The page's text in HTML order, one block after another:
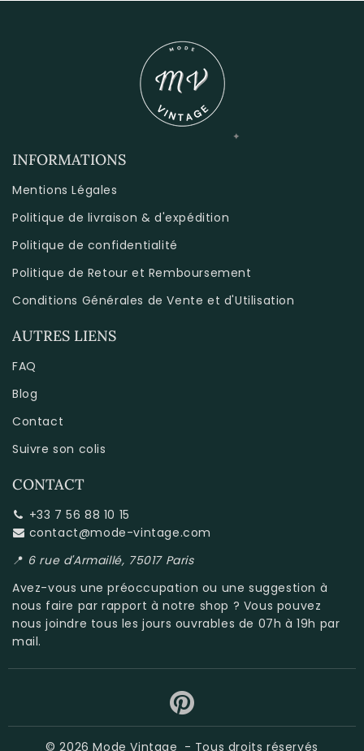
INFORMATIONS
Mentions Légales
Politique de livraison & d'expédition
Politique de confidentialité
Politique de Retour et Remboursement
Conditions Générales de Vente et d'Utilisation
AUTRES LIENS
FAQ
Blog
Contact
Suivre son colis
CONTACT
+33 7 56 88 10 15
contact@mode-vintage.com
📍 6 rue d'Armaillé, 75017 Paris
Avez-vous une préoccupation ou une suggestion à
nous faire par rapport ànotre shop ? Vous pouvez
nous joindre tous les jours ouvrables de 07h à 19h par
mail.
© 2026Mode Vintage - Tous droits réservés